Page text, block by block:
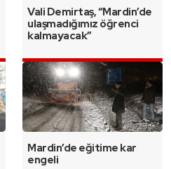
Vali Demirtaş, “Mardin’de
ulaşmadığımız öğrenci
kalmayacak”
Mardin’de eğitime kar
engeli